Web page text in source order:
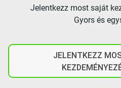
Jelentkezz most saját
Gyors és
JELENTKEZZ